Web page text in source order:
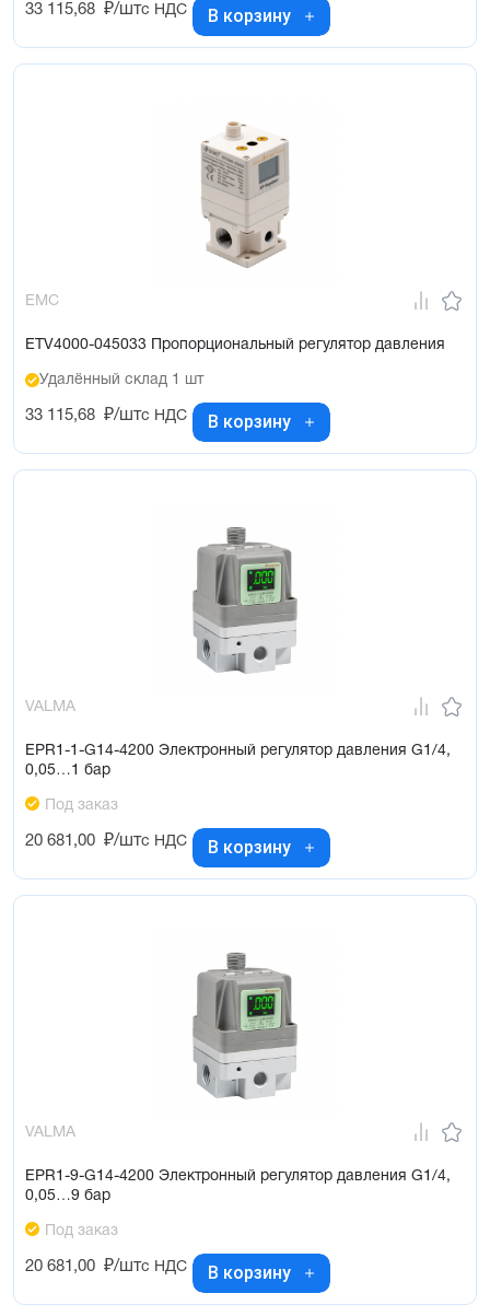
33 115,68 ₽/штс НДС В корзину
EMC
ETV4000-045033 Пропорциональный регулятор давления
Удалённый склад 1 шт
33 115,68 ₽/штс НДС В корзину
VALMA
EPR1-1-G14-4200 Электронный регулятор давления G1/4,
0,05…1 бар
Под заказ
20 681,00 ₽/штс НДС В корзину
VALMA
EPR1-9-G14-4200 Электронный регулятор давления G1/4,
0,05…9 бар
Под заказ
20 681,00 ₽/штс НДС В корзину